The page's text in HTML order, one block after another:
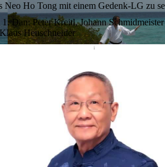
Ho Tong mit einem Gedenk-LG zu
Dan: Peter Kreitl, Johann Schmidmeister
Heuschneider